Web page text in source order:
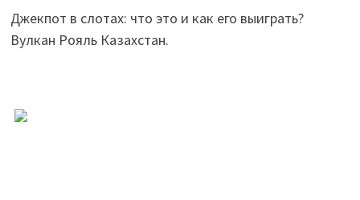
Джекпот в слотах: что это и как его выиграть?
Вулкан Рояль Казахстан.